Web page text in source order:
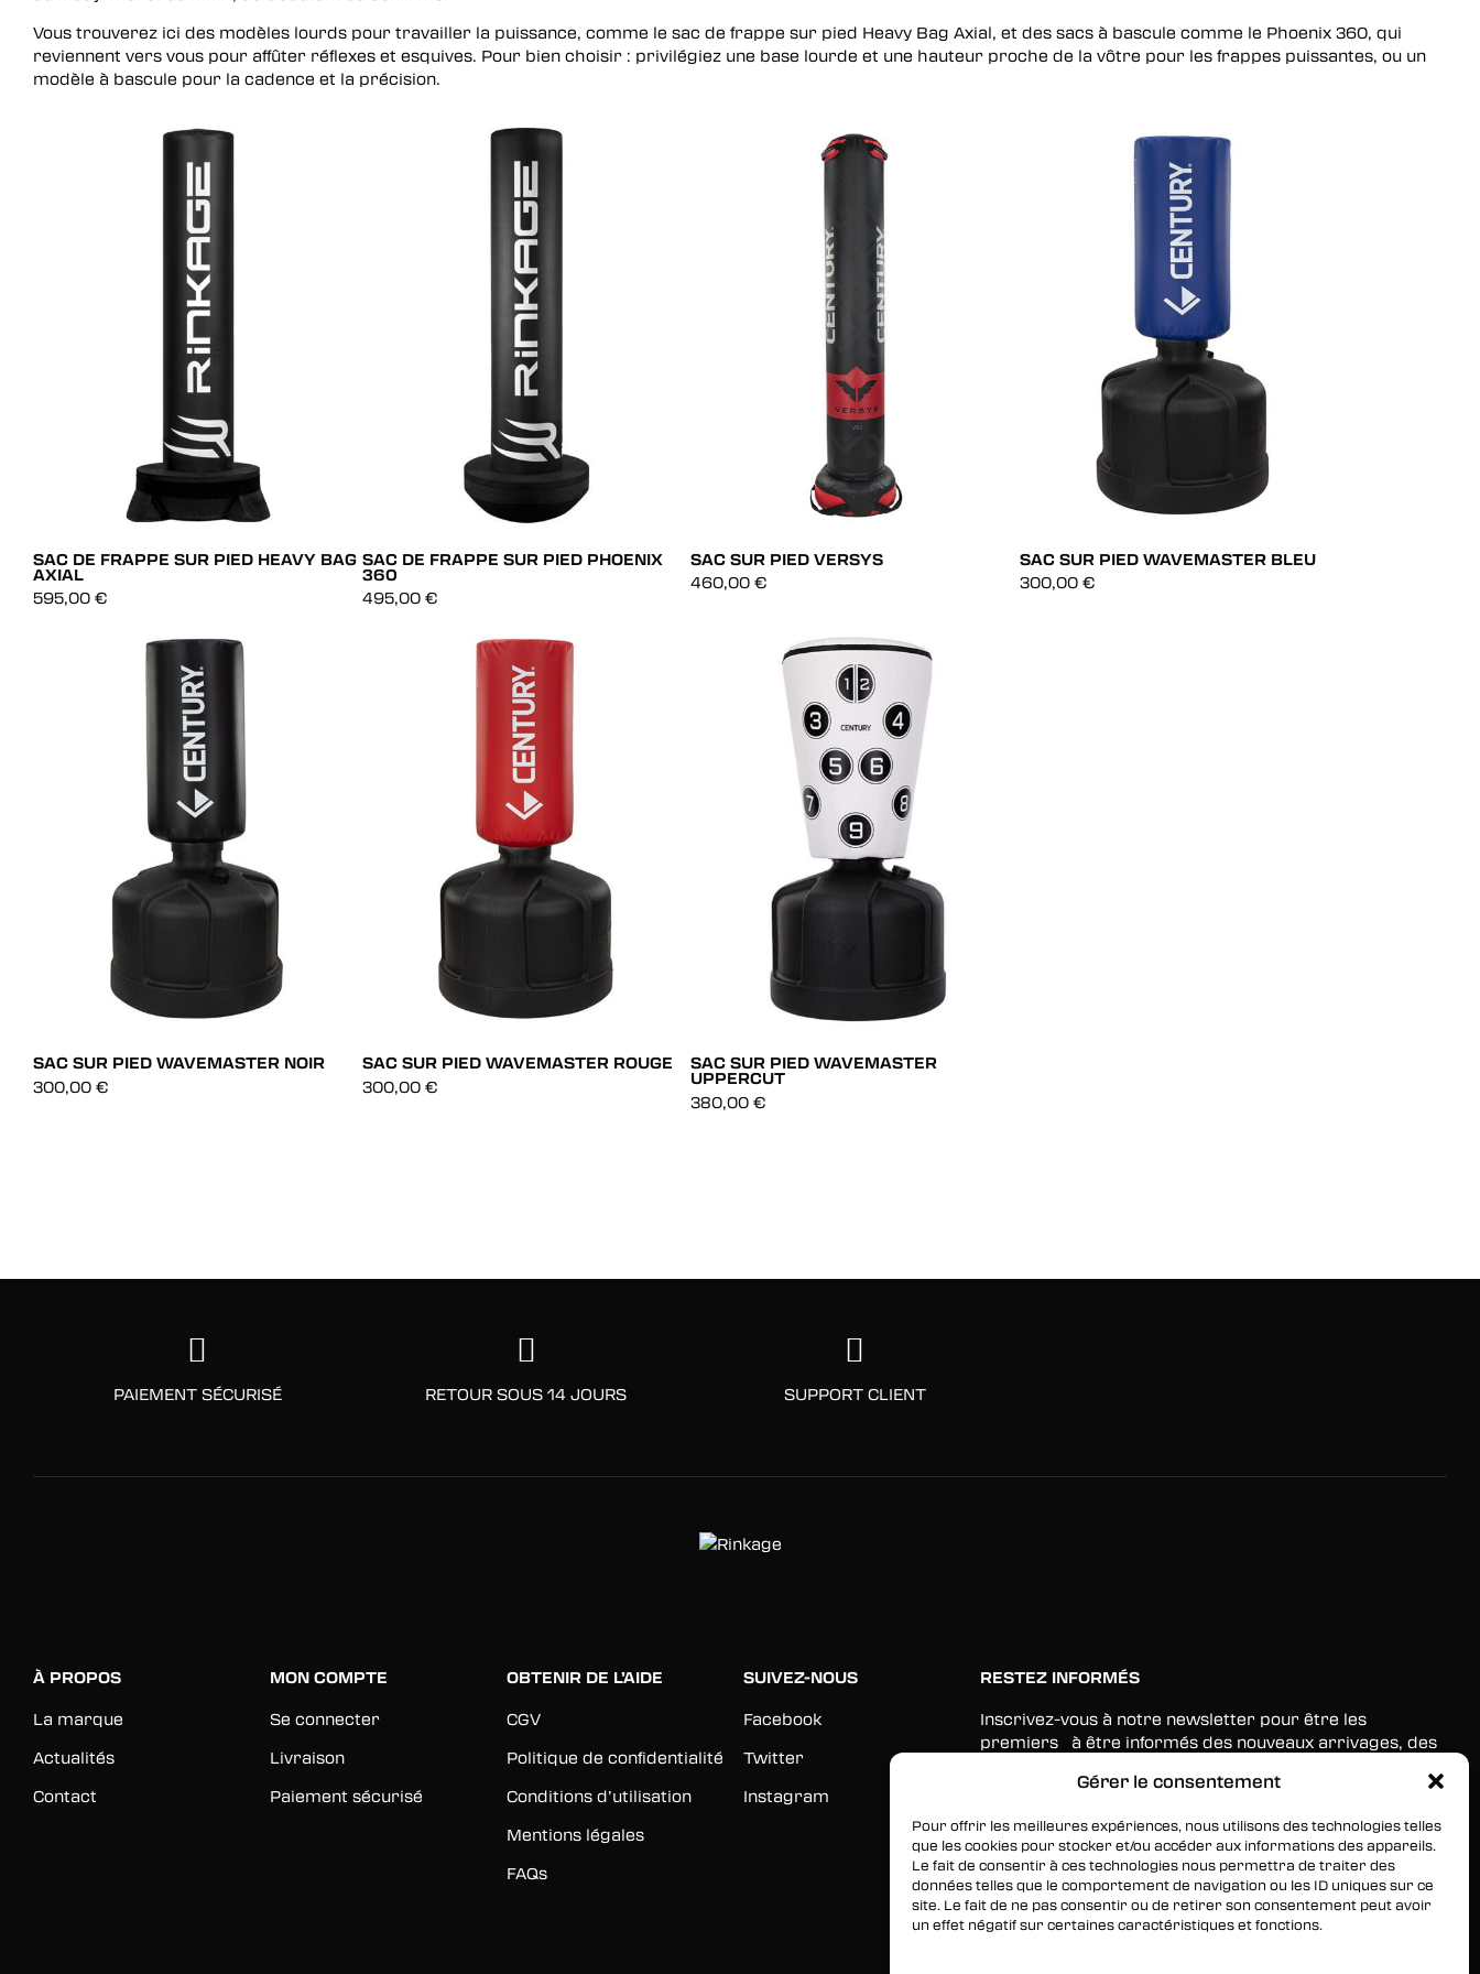
Gérer le consentement
Pour offrir les meilleures expériences, nous utilisons des technologies telles
que les cookies pour stocker et/ou accéder aux informations des appareils.
Le fait de consentir à ces technologies nous permettra de traiter des
données telles que le comportement de navigation ou les ID uniques sur ce
site. Le fait de ne pas consentir ou de retirer son consentement peut avoir
un effet négatif sur certaines caractéristiques et fonctions.
Kimonos
chevillières – genouillères –
coudières
à uppercut
Vous trouverez ici des modèles lourds pour travailler la puissance, comme le sac de frappe sur pied Heavy Bag Axial, et des sacs à bascule comme le Phoenix 360, qui
reviennent vers vous pour affûter réflexes et esquives. Pour bien choisir : privilégiez une base lourde et une hauteur proche de la vôtre pour les frappes puissantes, ou un
modèle à bascule pour la cadence et la précision.
AJOUT RAPIDE
AJOUT RAPIDE
SAC DE FRAPPE SUR PIED HEAVY BAG
AXIAL
595,00 € AJOUT RAPIDE
AJOUT RAPIDE
SAC DE FRAPPE SUR PIED PHOENIX
360
495,00 €
AJOUT RAPIDE
SAC SUR PIED VERSYS
460,00 €
SAC SUR PIED WAVEMASTER BLEU
300,00 €
SAC SUR PIED WAVEMASTER NOIR
300,00 €
SAC SUR PIED WAVEMASTER ROUGE
300,00 €
AJOUT RAPIDE
SAC SUR PIED WAVEMASTER
UPPERCUT
380,00 €
PAIEMENT SÉCURISÉ RETOUR SOUS 14 JOURS SUPPORT CLIENT
À PROPOS
La marque
Actualités
Contact
MON COMPTE
Se connecter
Livraison
Paiement sécurisé
OBTENIR DE L’AIDE
CGV
Politique de confidentialité
Conditions d’utilisation
Mentions légales
FAQs
SUIVEZ-NOUS
Facebook
Twitter
Instagram
RESTEZ INFORMÉS
Inscrivez-vous à notre newsletter pour être les
premiers à être informés des nouveaux arrivages, des